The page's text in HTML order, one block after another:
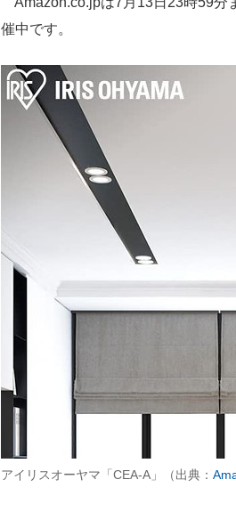
催中です。
アイリスオーヤマ「CEA-A」（出典：